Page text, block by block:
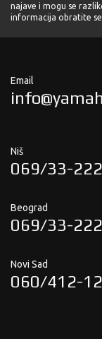
najave i mogu se
informacija obratite
Email
Niš
069/33-
Beograd
069/33-
Novi Sad
060/412-